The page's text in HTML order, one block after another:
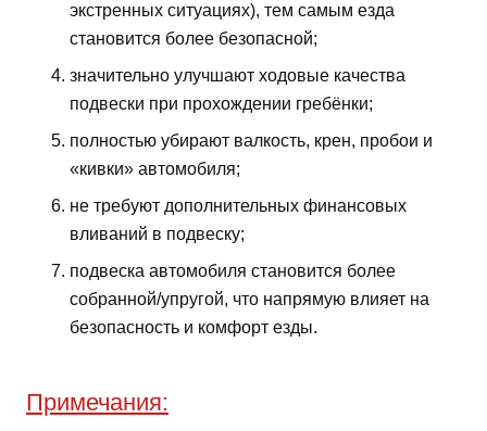
экстренных ситуациях), тем самым езда
становится более безопасной;
значительно улучшают ходовые качества
подвески при прохождении гребёнки;
полностью убирают валкость, крен, пробои и
«кивки» автомобиля;
не требуют дополнительных финансовых
вливаний в подвеску;
подвеска автомобиля становится более
собранной/упругой, что напрямую влияет на
безопасность и комфорт езды.
Примечания: